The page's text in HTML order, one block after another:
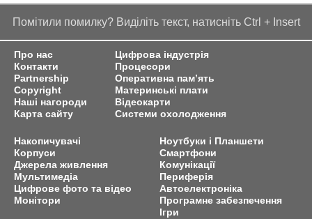
Помітили помилку? Виділіть текст, натисніть Ctrl + Insert
Про нас
Контакти
Partnership
Copyright
Наші нагороди
Карта сайту
Цифрова індустрія
Процесори
Оперативна пам’ять
Материнські плати
Відеокарти
Системи охолодження
Накопичувачі
Корпуси
Джерела живлення
Мультимедіа
Цифрове фото та відео
Монітори
Ноутбуки і Планшети
Смартфони
Комунікації
Периферія
Автоелектроніка
Програмне забезпечення
Ігри